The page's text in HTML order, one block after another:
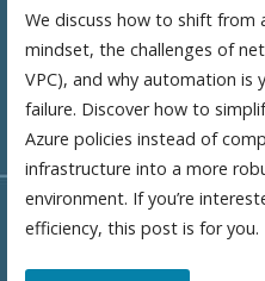
We discuss how to shift from
mindset, the challenges of
VPC), and why automation is
failure. Discover how to
Azure policies instead of
infrastructure into a more
environment. If you’re
efficiency, this post is for you.